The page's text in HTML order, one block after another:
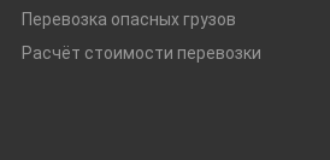
Перевозка опасных грузов
Расчёт стоимости перевозки